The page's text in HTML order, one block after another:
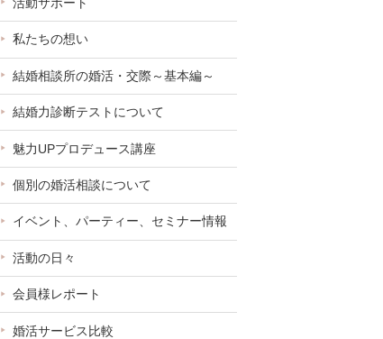
私たちの想い
結婚相談所の婚活・交際～基本編～
結婚力診断テストについて
魅力UPプロデュース講座
個別の婚活相談について
イベント、パーティー、セミナー情報
活動の日々
会員様レポート
婚活サービス比較